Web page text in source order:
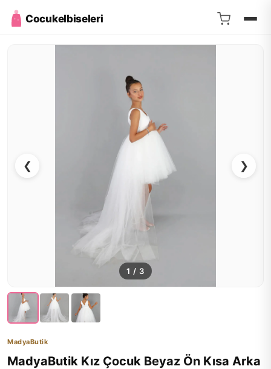
Cocukelbiseleri
❮ ❯
1 / 3
MadyaButik
MadyaButik Kız Çocuk Beyaz Ön Kısa Arka